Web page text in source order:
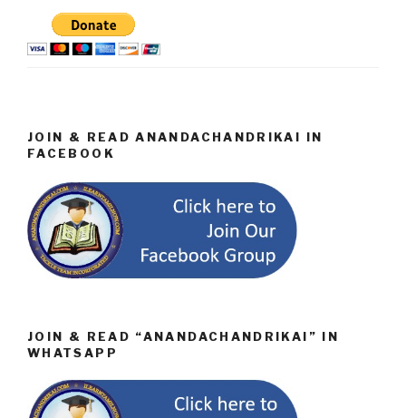
JOIN & READ ANANDACHANDRIKAI IN
FACEBOOK
JOIN & READ “ANANDACHANDRIKAI” IN
WHATSAPP